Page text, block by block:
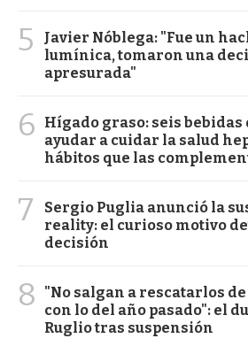
5
Javier Nóblega: "Fue un
lumínica, tomaron una
apresurada"
6
Hígado graso: seis bebidas
ayudar a cuidar la salud
hábitos que las
7
Sergio Puglia anunció la
reality: el curioso motivo
decisión
8
"No salgan a rescatarlos
con lo del año pasado": el
Ruglio tras suspensión